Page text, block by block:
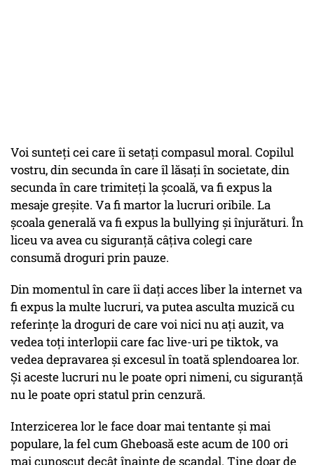
Voi sunteți cei care îi setați compasul moral. Copilul
vostru, din secunda în care îl lăsați în societate, din
secunda în care trimiteți la școală, va fi expus la
mesaje greșite. Va fi martor la lucruri oribile. La
școala generală va fi expus la bullying și înjurături. În
liceu va avea cu siguranță câțiva colegi care
consumă droguri prin pauze.
Din momentul în care îi dați acces liber la internet va
fi expus la multe lucruri, va putea asculta muzică cu
referințe la droguri de care voi nici nu ați auzit, va
vedea toți interlopii care fac live-uri pe tiktok, va
vedea depravarea și excesul în toată splendoarea lor.
Și aceste lucruri nu le poate opri nimeni, cu siguranță
nu le poate opri statul prin cenzură.
Interzicerea lor le face doar mai tentante și mai
populare, la fel cum Gheboasă este acum de 100 ori
mai cunoscut decât înainte de scandal. Ține doar de